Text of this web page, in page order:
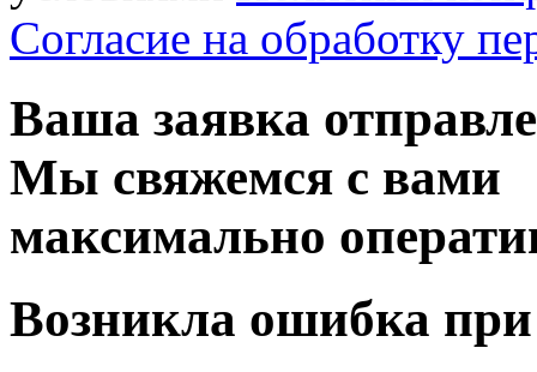
Согласие на обработку
Ваша заявка
Мы свяжемся с вами
максимально
Возникла ошибка при